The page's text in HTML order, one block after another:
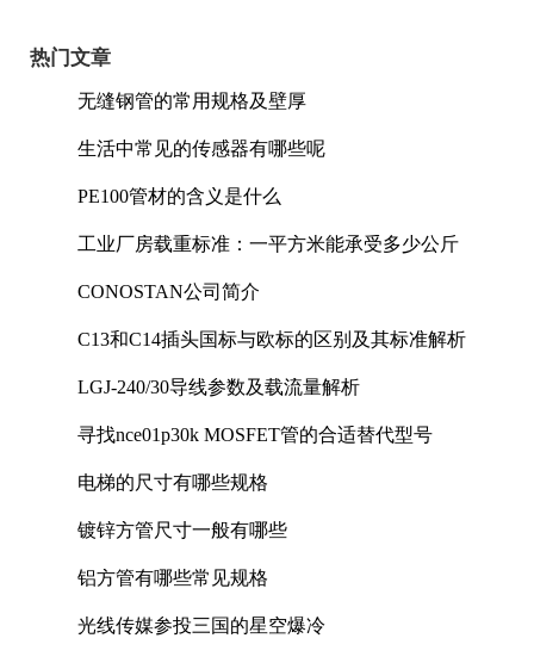
热门文章
无缝钢管的常用规格及壁厚
生活中常见的传感器有哪些呢
PE100管材的含义是什么
工业厂房载重标准：一平方米能承受多少公斤
CONOSTAN公司简介
C13和C14插头国标与欧标的区别及其标准解析
LGJ-240/30导线参数及载流量解析
寻找nce01p30k MOSFET管的合适替代型号
电梯的尺寸有哪些规格
镀锌方管尺寸一般有哪些
铝方管有哪些常见规格
光线传媒参投三国的星空爆冷